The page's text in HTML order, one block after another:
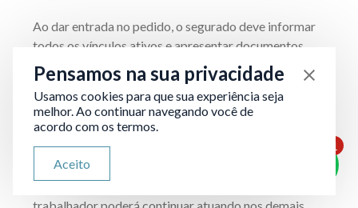
Ao dar entrada no pedido, o segurado deve informar
todos os vínculos ativos e apresentar documentos
médicos que comprovem a incapacidade parcial, se
for o caso.
A perícia médica do INSS avaliará se a limitação
atinge apenas uma função ou compromete todas. Se a
incapacidade for restrita a um emprego, o benefício
será concedido apenas para aquele vínculo, e o
trabalhador poderá continuar atuando nos demais.
1
Pensamos na sua privacidade
Usamos cookies para que sua experiência seja
melhor. Ao continuar navegando você de
acordo com os termos.
Aceito